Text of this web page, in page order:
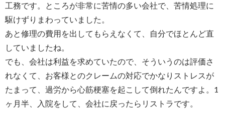
工務です。ところが非常に苦情の多い会社で、苦情処理に
駆けずりまわっていました。
あと修理の費用を出してもらえなくて、自分でほとんど直
していましたね。
でも、会社は利益を求めていたので、そういうのは評価さ
れなくて、お客様とのクレームの対応でかなりストレスが
たまって、過労から心筋梗塞を起こして倒れたんですよ。1
ヶ月半、入院をして、会社に戻ったらリストラです。